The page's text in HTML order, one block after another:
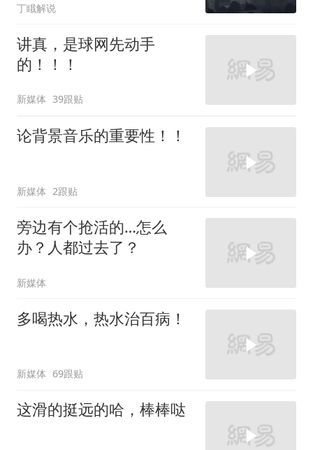
丁睋解说
讲真，是球网先动手
的！！！
新媒体 39跟贴
论背景音乐的重要性！！
新媒体 2跟贴
旁边有个抢活的…怎么
办？人都过去了？
新媒体
多喝热水，热水治百病！
新媒体 69跟贴
这滑的挺远的哈，棒棒哒